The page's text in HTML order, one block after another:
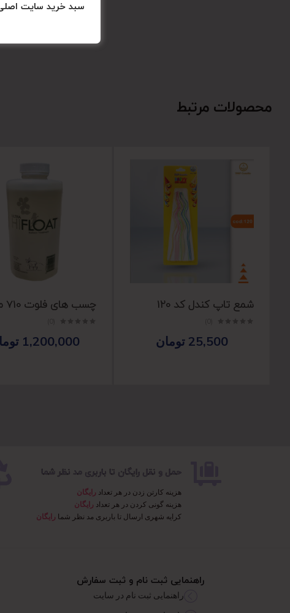
محصولات مرتبط
شمع تاپ کندل کد 120
25,500 تومان
چسب های فلوت 710 میل
1,200,000
حمل و نقل رایگان تا باربری مد نظر شما
هزینه کارتن زدن در هر تعداد رایگان
هزینه گونی کردن در هر تعداد رایگان
کرایه شهری ارسال تا باربری مد نظر شما رایگان
راهنمایی ثبت نام و ثبت سفارش
راهنمایی ثبت نام در سایت
سبد خرید سایت